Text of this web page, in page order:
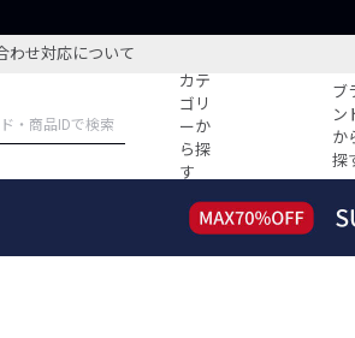
わせ対応について
カテ
ゴリ
ーか
ら探
す
ブ
ン
か
探
すべて